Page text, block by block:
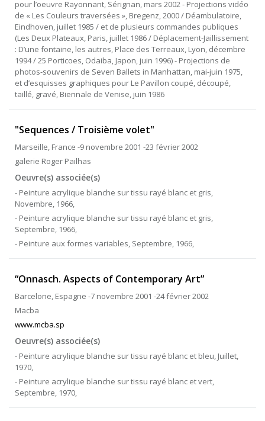
pour l’oeuvre Rayonnant, Sérignan, mars 2002 - Projections vidéo
de « Les Couleurs traversées », Bregenz, 2000 / Déambulatoire,
Eindhoven, juillet 1985 / et de plusieurs commandes publiques
(Les Deux Plateaux, Paris, juillet 1986 / Déplacement-Jaillissement
: D’une fontaine, les autres, Place des Terreaux, Lyon, décembre
1994 / 25 Porticoes, Odaiba, Japon, juin 1996) - Projections de
photos-souvenirs de Seven Ballets in Manhattan, mai-juin 1975,
et d’esquisses graphiques pour Le Pavillon coupé, découpé,
taillé, gravé, Biennale de Venise, juin 1986
"Sequences / Troisième volet"
Marseille, France -9 novembre 2001 -23 février 2002
galerie Roger Pailhas
Oeuvre(s) associée(s)
- Peinture acrylique blanche sur tissu rayé blanc et gris,
Novembre, 1966,
- Peinture acrylique blanche sur tissu rayé blanc et gris,
Septembre, 1966,
- Peinture aux formes variables, Septembre, 1966,
“Onnasch. Aspects of Contemporary Art”
Barcelone, Espagne -7 novembre 2001 -24 février 2002
Macba
www.mcba.sp
Oeuvre(s) associée(s)
- Peinture acrylique blanche sur tissu rayé blanc et bleu, Juillet,
1970,
- Peinture acrylique blanche sur tissu rayé blanc et vert,
Septembre, 1970,